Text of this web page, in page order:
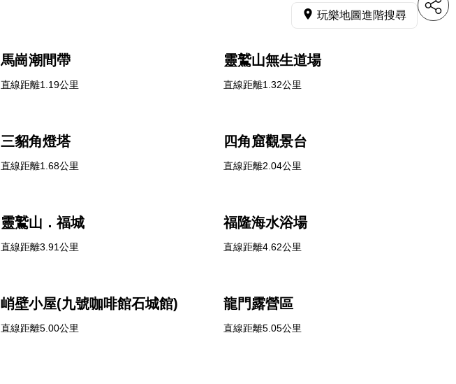
玩樂地圖進階搜尋
馬崗潮間帶
直線距離1.19公里
靈鷲山無生道場
直線距離1.32公里
三貂角燈塔
直線距離1.68公里
四角窟觀景台
直線距離2.04公里
靈鷲山．福城
直線距離3.91公里
福隆海水浴場
直線距離4.62公里
峭壁小屋(九號咖啡館石城館)
直線距離5.00公里
龍門露營區
直線距離5.05公里